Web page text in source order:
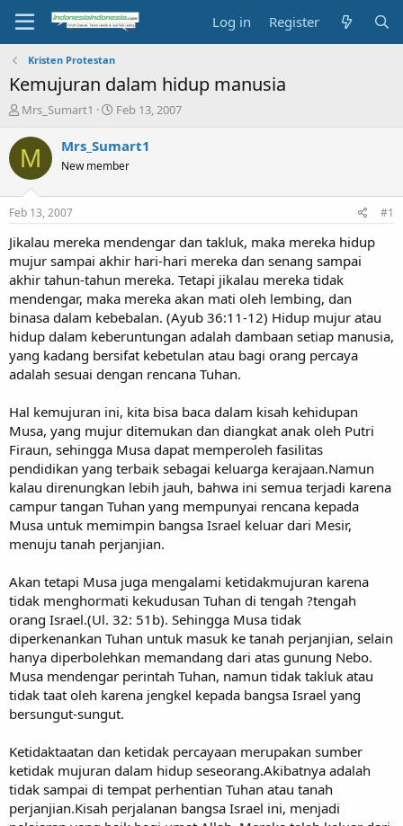
Log in Register
Kristen Protestan
Kemujuran dalam hidup manusia
T
r
e
a
s
t
a
t
e
r
Mrs_Sumart1
S
a
t
e
Feb 13, 2007
M Mrs_Sumart1
New member
Feb 13, 2007 #1
Jikalau mereka mendengar dan takluk, maka mereka hidup
mujur sampai akhir hari-hari mereka dan senang sampai
akhir tahun-tahun mereka. Tetapi jikalau mereka tidak
mendengar, maka mereka akan mati oleh lembing, dan
binasa dalam kebebalan. (Ayub 36:11-12) Hidup mujur atau
hidup dalam keberuntungan adalah dambaan setiap manusia,
yang kadang bersifat kebetulan atau bagi orang percaya
adalah sesuai dengan rencana Tuhan.
Hal kemujuran ini, kita bisa baca dalam kisah kehidupan
Musa, yang mujur ditemukan dan diangkat anak oleh Putri
Firaun, sehingga Musa dapat memperoleh fasilitas
pendidikan yang terbaik sebagai keluarga kerajaan.Namun
kalau direnungkan lebih jauh, bahwa ini semua terjadi karena
campur tangan Tuhan yang mempunyai rencana kepada
Musa untuk memimpin bangsa Israel keluar dari Mesir,
menuju tanah perjanjian.
Akan tetapi Musa juga mengalami ketidakmujuran karena
tidak menghormati kekudusan Tuhan di tengah ?tengah
orang Israel.(Ul. 32: 51b). Sehingga Musa tidak
diperkenankan Tuhan untuk masuk ke tanah perjanjian, selain
hanya diperbolehkan memandang dari atas gunung Nebo.
Musa mendengar perintah Tuhan, namun tidak takluk atau
tidak taat oleh karena jengkel kepada bangsa Israel yang
bersungut-sungut.
Ketidaktaatan dan ketidak percayaan merupakan sumber
ketidak mujuran dalam hidup seseorang.Akibatnya adalah
tidak sampai di tempat perhentian Tuhan atau tanah
perjanjian.Kisah perjalanan bangsa Israel ini, menjadi